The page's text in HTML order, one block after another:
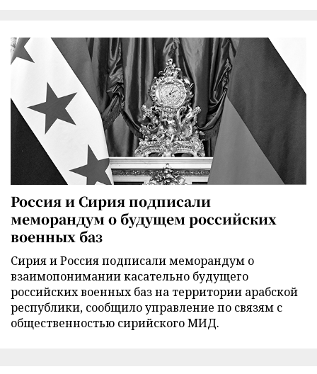
Россия и Сирия подписали
меморандум о будущем российских
военных баз
Сирия и Россия подписали меморандум о
взаимопонимании касательно будущего
российских военных баз на территории арабской
республики, сообщило управление по связям с
общественностью сирийского МИД.